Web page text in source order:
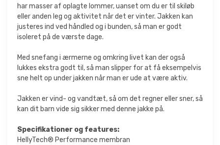
har masser af oplagte lommer, uanset om du er til skiløb
eller anden leg og aktivitet når det er vinter. Jakken kan
justeres ind ved håndled og i bunden, så man er godt
isoleret på de værste dage.
Med snefang i ærmerne og omkring livet kan der også
lukkes ekstra godt til, så man slipper for at få eksempelvis
sne helt op under jakken når man er ude at være aktiv.
Jakken er vind- og vandtæt, så om det regner eller sner, så
kan dit barn vide sig sikker med denne jakke på.
Specifikationer og features:
HellyTech® Performance membran